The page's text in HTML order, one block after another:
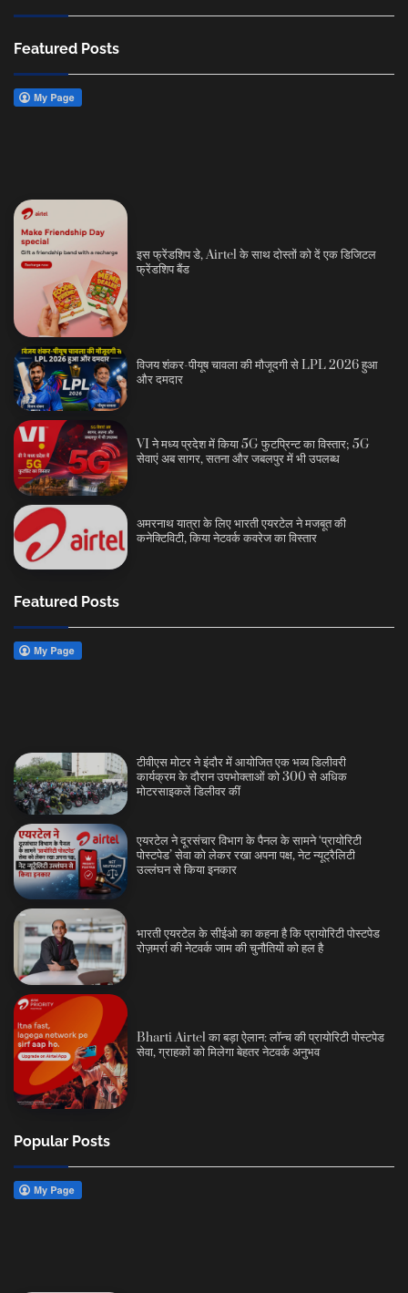
Featured Posts
इस फ्रेंडशिप डे, Airtel के साथ दोस्तों को दें एक डिजिटल
फ्रेंडशिप बैंड
विजय शंकर-पीयूष चावला की मौजूदगी से LPL 2026 हुआ
और दमदार
VI ने मध्य प्रदेश में किया 5G फुटप्रिन्ट का विस्तार; 5G
सेवाएं अब सागर, सतना और जबलपुर में भी उपलब्ध
अमरनाथ यात्रा के लिए भारती एयरटेल ने मजबूत की
कनेक्टिविटी, किया नेटवर्क कवरेज का विस्तार
Featured Posts
टीवीएस मोटर ने इंदौर में आयोजित एक भव्य डिलीवरी
कार्यक्रम के दौरान उपभोक्ताओं को 300 से अधिक
मोटरसाइकलें डिलीवर कीं
एयरटेल ने दूरसंचार विभाग के पैनल के सामने ‘प्रायोरिटी
पोस्टपेड’ सेवा को लेकर रखा अपना पक्ष, नेट न्यूट्रैलिटी
उल्लंघन से किया इनकार
भारती एयरटेल के सीईओ का कहना है कि प्रायोरिटी पोस्टपेड
रोज़मर्रा की नेटवर्क जाम की चुनौतियों को हल है
Bharti Airtel का बड़ा ऐलान: लॉन्च की प्रायोरिटी पोस्टपेड
सेवा, ग्राहकों को मिलेगा बेहतर नेटवर्क अनुभव
Popular Posts